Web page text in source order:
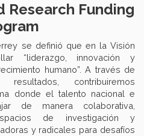
Research Funding
se definió que en la Visión
“liderazgo, innovación y
humano”. A través de
contribuiremos
donde el talento nacional e
de manera colaborativa,
de investigación y
y radicales para desafíos